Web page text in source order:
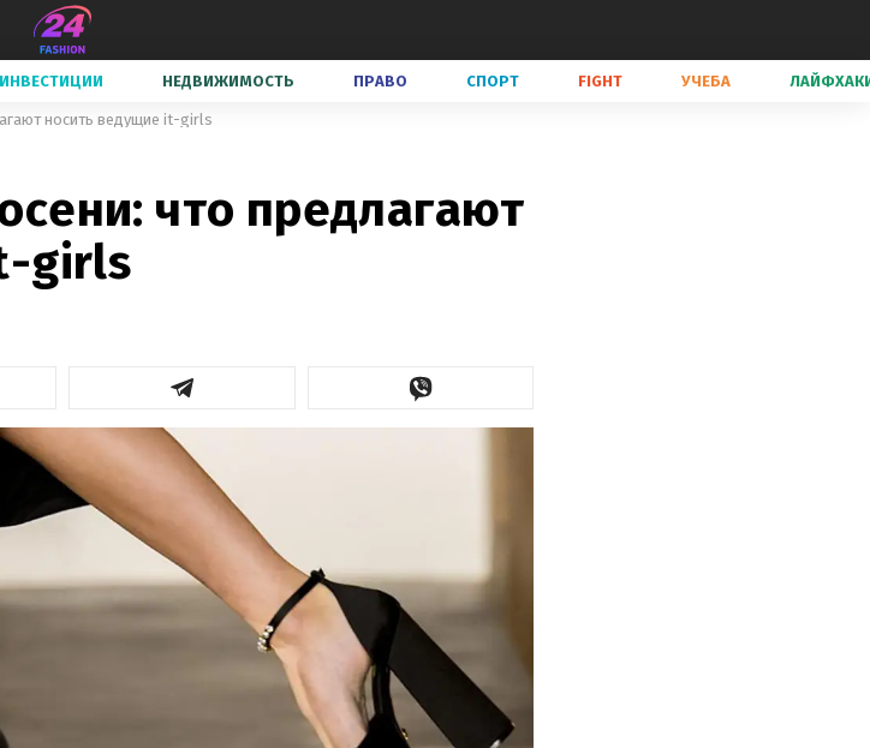
ИНВЕСТИЦИИ НЕДВИЖИМОСТЬ ПРАВО СПОРТ FIGHT УЧЕБА
носить ведущие it-girls
что предлагают
girls